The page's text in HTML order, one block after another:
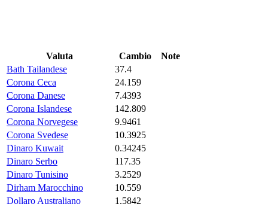
Valuta Cambio
Note
Bath Tailandese
37.4
Corona Ceca
24.159
Corona Danese
7.4393
Corona Islandese
142.809
Corona Norvegese
9.9461
Corona Svedese
10.3925
Dinaro Kuwait
0.34245
Dinaro Serbo
117.35
Dinaro Tunisino
3.2529
Dirham Marocchino
10.559
Dollaro Australiano
1.5842